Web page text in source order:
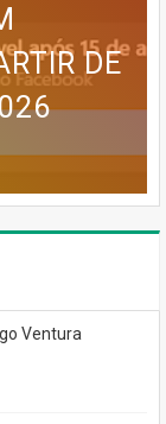
VAI
DE
SER
BLOG
BLOG
Ventura